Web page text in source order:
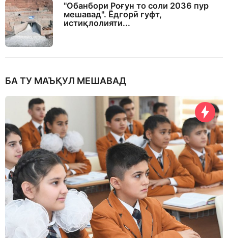
"Обанбори Роғун то соли 2036 пур
мешавад". Ёдгорӣ гуфт,
истиқлолияти...
БА ТУ МАЪҚУЛ МЕШАВАД